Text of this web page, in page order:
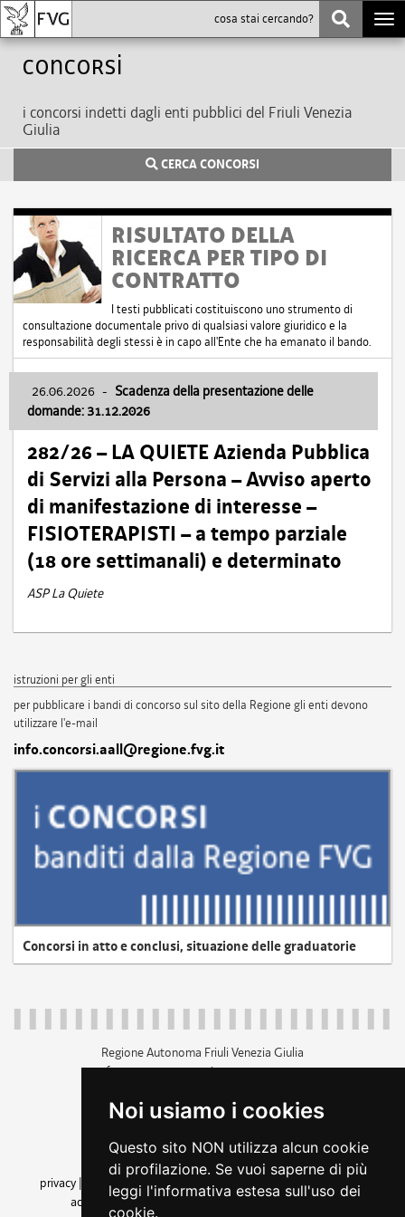
Noi usiamo i cookies
Questo sito NON utilizza alcun cookie
di profilazione. Se vuoi saperne di più
leggi l'informativa estesa sull'uso dei
cookie.
Concorsi
i concorsi indetti dagli enti pubblici del Friuli Venezia
Giulia
CERCA CONCORSI
RISULTATO DELLA
RICERCA PER TIPO DI
CONTRATTO
I testi pubblicati costituiscono uno strumento di
consultazione documentale privo di qualsiasi valore giuridico e la
responsabilità degli stessi è in capo all'Ente che ha emanato il bando.
26.06.2026 - Scadenza della presentazione delle
domande: 31.12.2026
282/26 – LA QUIETE Azienda Pubblica
di Servizi alla Persona – Avviso aperto
di manifestazione di interesse –
FISIOTERAPISTI – a tempo parziale
(18 ore settimanali) e determinato
ASP La Quiete
istruzioni per gli enti
per pubblicare i bandi di concorso sul sito della Regione gli enti devono
utilizzare l'e-mail
info.concorsi.aall@regione.fvg.it
Concorsi in atto e conclusi, situazione delle graduatorie
Regione Autonoma Friuli Venezia Giulia
c.f. 80014930327; p.iva 00526040324
+39 040 3771111
amministrazione trasparente
privacy
cookie |note legali accessibilità
dichiarazione di
accessibilità| feedback cambio preferenze cookie